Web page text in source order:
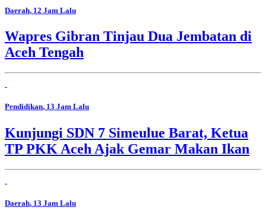
Daerah, 12 Jam Lalu
Wapres Gibran Tinjau Dua Jembatan di
Aceh Tengah
Pendidikan, 13 Jam Lalu
Kunjungi SDN 7 Simeulue Barat, Ketua
TP PKK Aceh Ajak Gemar Makan Ikan
Daerah, 13 Jam Lalu